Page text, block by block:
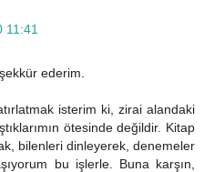
11:41
ederim.
isterim ki, zirai alandaki
ötesinde değildir. Kitap
bilenleri dinleyerek, denemeler
bu işlerle. Buna karşın,